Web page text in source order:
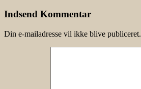
Indsend Kommentar
Din e-mailadresse vil ikke blive publiceret.